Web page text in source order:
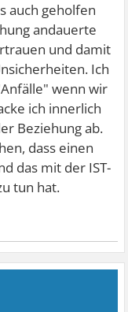
auch geholfen
andauerte
und damit
Ich
wenn wir
ich innerlich
Beziehung ab.
dass einen
das mit der IST-
tun hat.